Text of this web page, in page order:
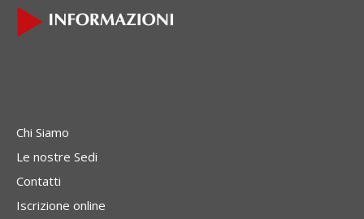
Chi Siamo
Le nostre Sedi
Contatti
Iscrizione online